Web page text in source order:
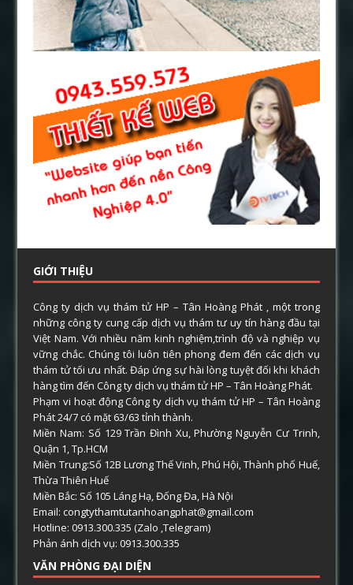
GIỚI THIỆU
Công ty dịch vụ thám tử HP – Tân Hoàng Phát , một trong
những công ty cung cấp dịch vụ thám tư uy tín hàng đầu tại
Việt Nam. Với nhiều năm kinh nghiệm,trình độ và nghiệp vụ
vững chắc. Chúng tôi luôn tiên phong đem đến các dịch vụ
thám tử tối ưu nhất. Đáp ứng sự hài lòng tuyệt đối khi khách
hàng tìm đến Công ty dịch vụ thám tử HP – Tân Hoàng Phát.
Phạm vi hoạt động Công ty dịch vụ thám tử HP – Tân Hoàng
Phát 24/7 có mặt 63/63 tỉnh thành.
Miền Nam: Số 129 Trần Đình Xu, Phường Nguyễn Cư Trinh,
Quận 1, Tp.HCM
Miền Trung:Số 12B Lương Thế Vinh, Phú Hội, Thành phố Huế,
Thừa Thiên Huế
Miền Bắc: Số 105 Láng Hạ, Đống Đa, Hà Nội
Email: congtythamtutanhoangphat@gmail.com
Hotline: 0913.300.335 (Zalo ,Telegram)
Phản ánh dịch vụ: 0913.300.335
VĂN PHÒNG ĐẠI DIỆN